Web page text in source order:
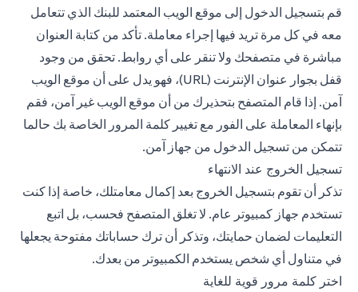
قم بتسجيل الدخول إلى موقع الويب المعتمد للبنك الذي تتعامل
معه في كل مرة تريد فيها إجراء معاملة. تأكد من كتابة العنوان
مباشرة في متصفحك ولا تنقر على أي روابط. تحقق من وجود
قفل بجوار عنوان الإنترنت (URL)، فهو يدل على أن موقع الويب
آمن. إذا قام المتصفح بتحذيرك من أن موقع الويب غير آمن، فقم
بإنهاء المعاملة على الفور مع تغيير كلمة المرور الخاصة بك حالما
تتمكن من تسجيل الدخول من جهاز آمن.
تسجيل الخروج عند الانتهاء
تذكر أن تقوم بتسجيل الخروج بعد إكمال معامتلك، خاصة إذا كنت
تستخدم جهاز كمبيوتر عام. لا تغلق المتصفح فحسب، بل اتبع
التعليمات لضمان حمايتك، وتذكر أن ترك حساباتك مفتوحة يجعلها
في متناول أي شخص يستخدم الكمبيوتر من بعدك.
اختر كلمة مرور قوية للغاية